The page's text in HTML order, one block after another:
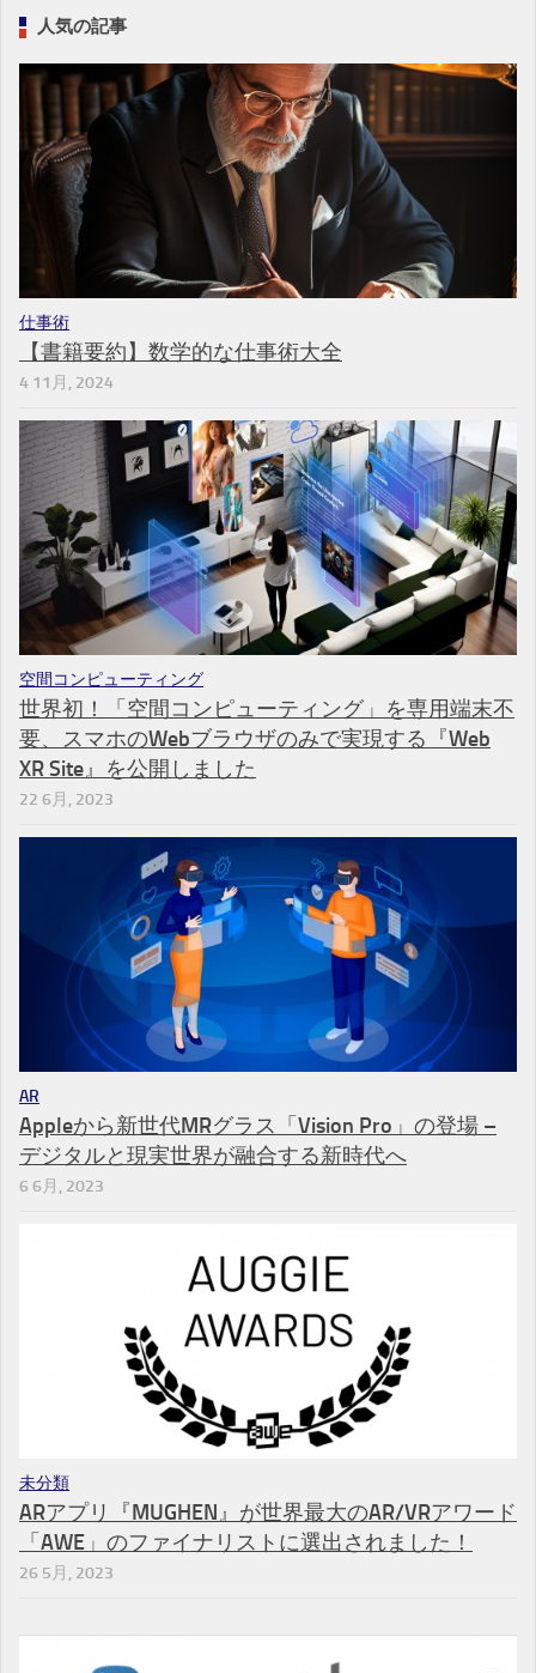
人気の記事
仕事術
【書籍要約】数学的な仕事術大全
4 11月, 2024
空間コンピューティング
世界初！「空間コンピューティング」を専用端末不
要、スマホのWebブラウザのみで実現する『Web
XR Site』を公開しました
22 6月, 2023
AR
Appleから新世代MRグラス「Vision Pro」の登場 –
デジタルと現実世界が融合する新時代へ
6 6月, 2023
未分類
ARアプリ『MUGHEN』が世界最大のAR/VRアワード
「AWE」のファイナリストに選出されました！
26 5月, 2023